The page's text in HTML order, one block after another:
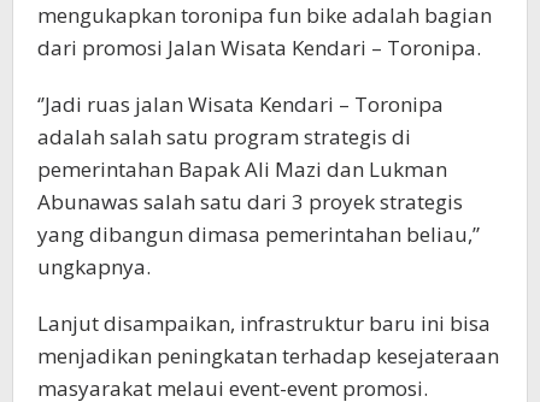
mengukapkan toronipa fun bike adalah bagian
dari promosi Jalan Wisata Kendari – Toronipa.
‘’Jadi ruas jalan Wisata Kendari – Toronipa
adalah salah satu program strategis di
pemerintahan Bapak Ali Mazi dan Lukman
Abunawas salah satu dari 3 proyek strategis
yang dibangun dimasa pemerintahan beliau,”
ungkapnya.
Lanjut disampaikan, infrastruktur baru ini bisa
menjadikan peningkatan terhadap kesejateraan
masyarakat melaui event-event promosi.